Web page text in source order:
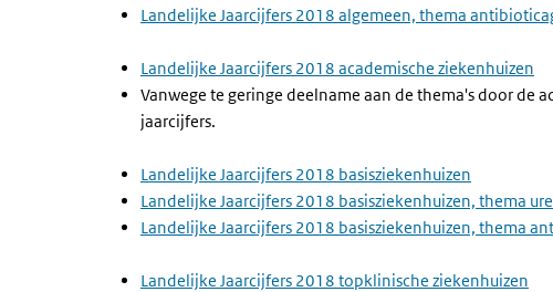
Landelijke Jaarcijfers 2018 algemeen, thema
Landelijke Jaarcijfers 2018 academische ziekenhuizen
Vanwege te geringe deelname aan de thema's door de
jaarcijfers.
Landelijke Jaarcijfers 2018 basisziekenhuizen
Landelijke Jaarcijfers 2018 basisziekenhuizen, thema
Landelijke Jaarcijfers 2018 basisziekenhuizen, thema
Landelijke Jaarcijfers 2018 topklinische ziekenhuizen